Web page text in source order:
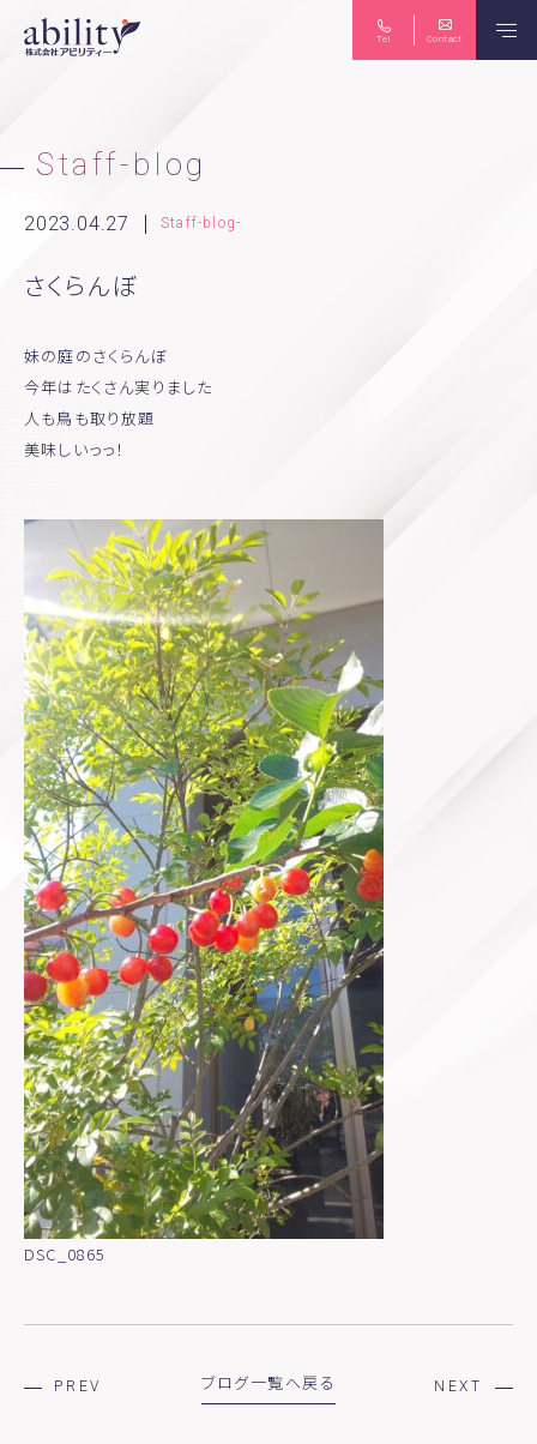
Tel Contact
保険のご相談 ライフプラン
生命保険・損害保険
個人向け マネーセミナー
News Seminar Abittoku-news
Yuko-tubuyaki
Staff-blog
Pinkribbon
Staff-blog
2023.04.27 Staff-blog-
さくらんぼ
妹の庭のさくらんぼ
今年はたくさん実りました
人も鳥も取り放題
美味しいっっ！
DSC_0865
PREV ブログ一覧へ戻る NEXT